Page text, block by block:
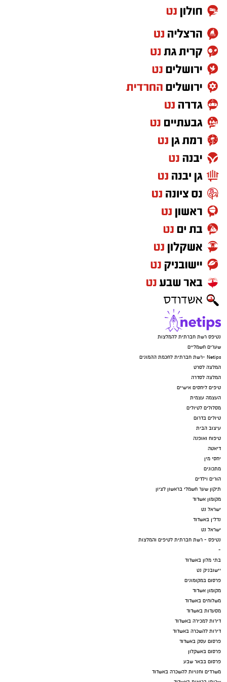
נטיפס רשת חברתית להמלצות
שערים חשמליים
Netips -רשת חברתית לחכמת ההמונים
המלצה לסרט
המלצה לסדרה
טיפים ליחסים אישיים
העצמה עצמית
מסלולים לטיולים
טיולים בדרום
עיצוב הבית
טיפוח ואופנה
דיאטה
יחסי מין
מתכונים
הורים וילדים
תיקון שער חשמלי בראשון לציון
מקומון אשדוד
ישראל נט
נדל"ן באשדוד
ישראל נט
נטיפס - רשת חברתית לטיפים והמלצות
-
בתי מלון באשדוד
יישובניק נט
פרסום במקומונים
מקומון אשדוד
משלוחים באשדוד
מסעדות באשדוד
דירות למכירה באשדוד
דירות להשכרה באשדוד
פרסום עסק באשדוד
פרסום באשקלון
פרסום בבאר שבע
משרדים וחנויות להשכרה באשדוד